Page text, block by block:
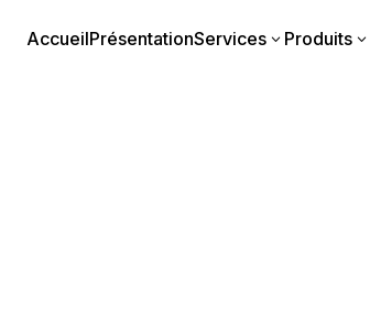
AccueilPrésentationServices 3 Produits 3